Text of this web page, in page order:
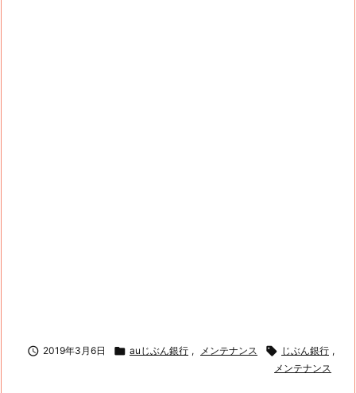
 2019年3月6日  auじぶん銀行 , メンテナンス  じぶん銀行 ,
メンテナンス